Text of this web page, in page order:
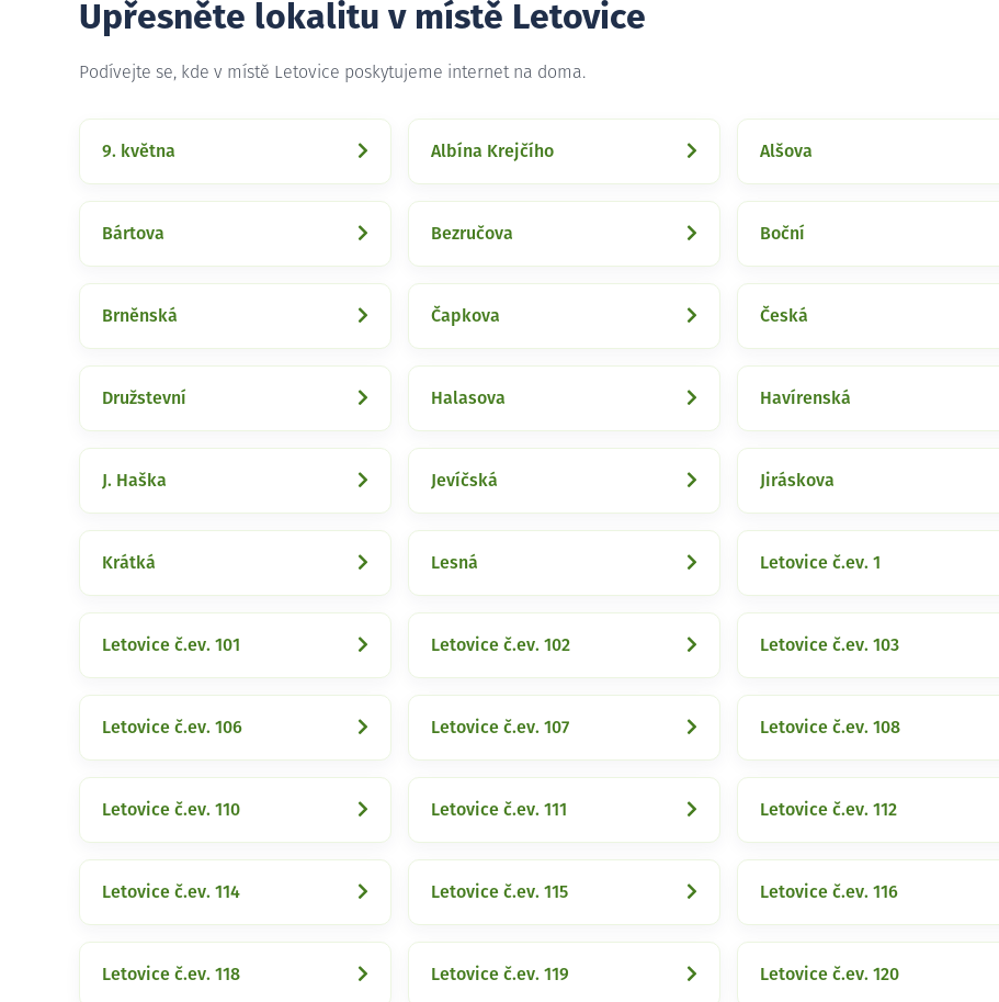
Upřesněte lokalitu v místě Letovice
Podívejte se, kde v místě Letovice poskytujeme internet na doma.
9. května Albína Krejčího Alšova
Bártova Bezručova Boční
Brněnská Čapkova Česká
Družstevní Halasova Havírenská
J. Haška Jevíčská Jiráskova
Krátká Lesná Letovice č.ev. 1
Letovice č.ev. 101 Letovice č.ev. 102 Letovice č.ev. 103
Letovice č.ev. 106 Letovice č.ev. 107 Letovice č.ev. 108
Letovice č.ev. 110 Letovice č.ev. 111 Letovice č.ev. 112
Letovice č.ev. 114 Letovice č.ev. 115 Letovice č.ev. 116
Letovice č.ev. 118 Letovice č.ev. 119 Letovice č.ev. 120